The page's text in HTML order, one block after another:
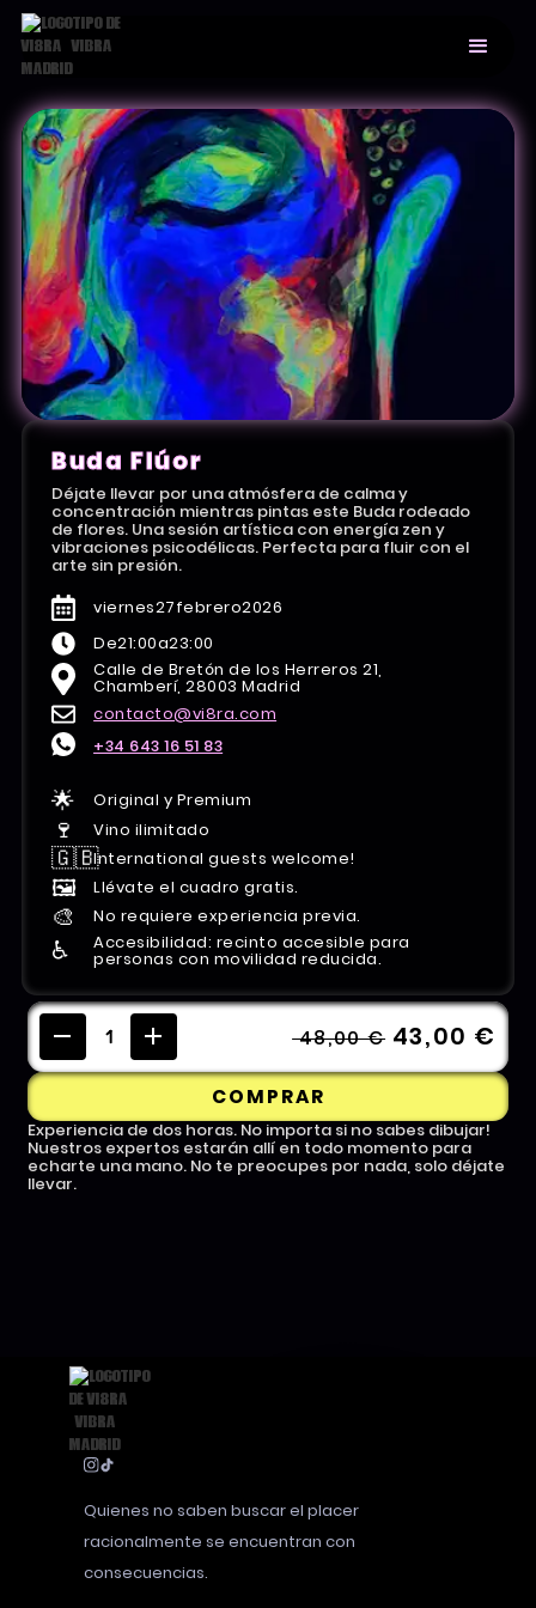
Buda Flúor
Déjate llevar por una atmósfera de calma y
concentración mientras pintas este Buda rodeado
de flores. Una sesión artística con energía zen y
vibraciones psicodélicas. Perfecta para fluir con el
arte sin presión.
viernes27febrero2026
De21:00a23:00
Calle de Bretón de los Herreros 21,
Chamberí, 28003 Madrid
contacto@vi8ra.com
+34 643 16 51 83
🌟 Original y Premium
🍷 Vino ilimitado
🇬🇧International guests welcome!
🖼️ Llévate el cuadro gratis.
🎨 No requiere experiencia previa.
♿️ Accesibilidad: recinto accesible para
personas con movilidad reducida.
48,00 € 43,00 €
COMPRAR
Experiencia de dos horas. No importa si no sabes dibujar!
Nuestros expertos estarán allí en todo momento para
echarte una mano. No te preocupes por nada, solo déjate
llevar.
Quienes no saben buscar el placer
racionalmente se encuentran con
consecuencias.